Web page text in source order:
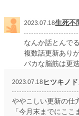
2023.07.18生死不
なんか話とんで
複数話更新あり
バカな脳筋は更
2023.07.18 ヒツキノ
ややこしい更新の仕
「今月末までにこ